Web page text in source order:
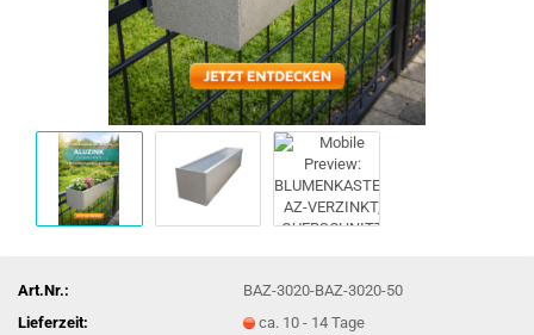
Art.Nr.:
BAZ-3020-BAZ-3020-50
Lieferzeit:
ca. 10 - 14 Tage